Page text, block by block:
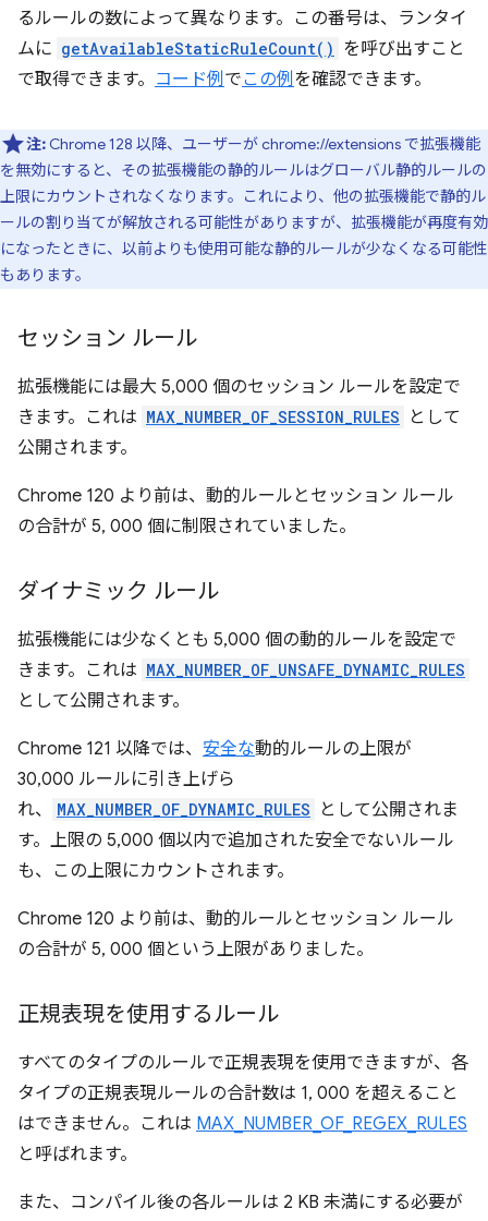
るルールの数によって異なります。この番号は、ランタイ
ムに getAvailableStaticRuleCount() を呼び出すこと
で取得できます。 コード例でこの例を確認できます。
注: Chrome 128 以降、ユーザーが chrome://extensions で拡張機能
を無効にすると、その拡張機能の静的ルールはグローバル静的ルールの
上限にカウントされなくなります。これにより、他の拡張機能で静的ル
ールの割り当てが解放される可能性がありますが、拡張機能が再度有効
になったときに、以前よりも使用可能な静的ルールが少なくなる可能性
もあります。
セッション ルール
拡張機能には最大 5,000 個のセッション ルールを設定で
きます。これは MAX_NUMBER_OF_SESSION_RULES
として
公開されます。
Chrome 120 より前は、動的ルールとセッション ルール
の合計が 5, 000 個に制限されていました。
ダイナミック ルール
拡張機能には少なくとも 5,000 個の動的ルールを設定で
きます。これは MAX_NUMBER_OF_UNSAFE_DYNAMIC_RULES
として公開されます。
Chrome 121 以降では、 安全な動的ルールの上限が
30,000 ルールに引き上げら
れ、
MAX_NUMBER_OF_DYNAMIC_RULES
として公開されま
す。上限の 5,000 個以内で追加された安全でないルール
も、この上限にカウントされます。
Chrome 120 より前は、動的ルールとセッション ルール
の合計が 5, 000 個という上限がありました。
正規表現を使用するルール
すべてのタイプのルールで正規表現を使用できますが、各
タイプの正規表現ルールの合計数は 1, 000 を超えること
はできません。これは MAX_NUMBER_OF_REGEX_RULES
と呼ばれます。
また、コンパイル後の各ルールは 2 KB 未満にする必要が